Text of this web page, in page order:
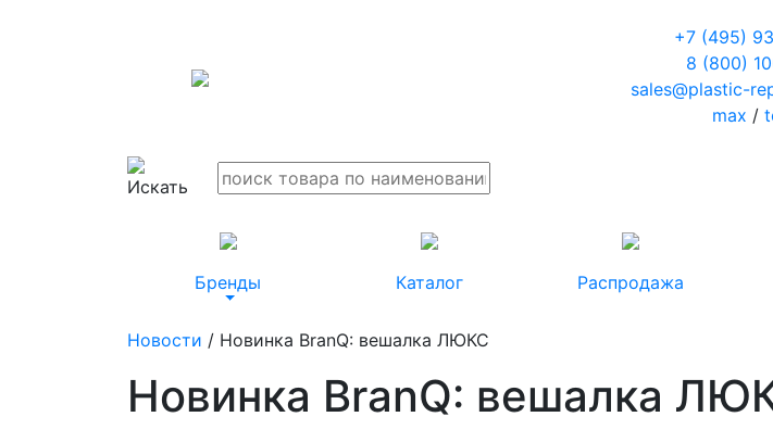
+7 (495)
8 (800)
sales@plastic-
max /
Бренды Каталог Распродажа
Новости / Новинка BranQ: вешалка ЛЮКС
Новинка BranQ: вешалка